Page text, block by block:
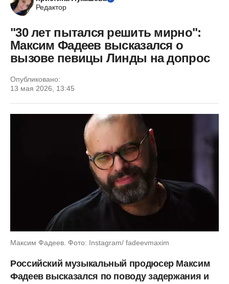
Редактор
"30 лет пытался решить мирно":
Максим Фадеев высказался о
вызове певицы Линды на допрос
Опубликовано:
13 мая 2026, 13:45
Максим Фадеев. Фото: Instagram/ fadeevmaxim
Российский музыкальный продюсер Максим
Фадеев высказался по поводу задержания и